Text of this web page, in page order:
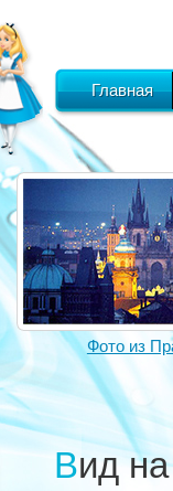
Главная
Фото из
Вид